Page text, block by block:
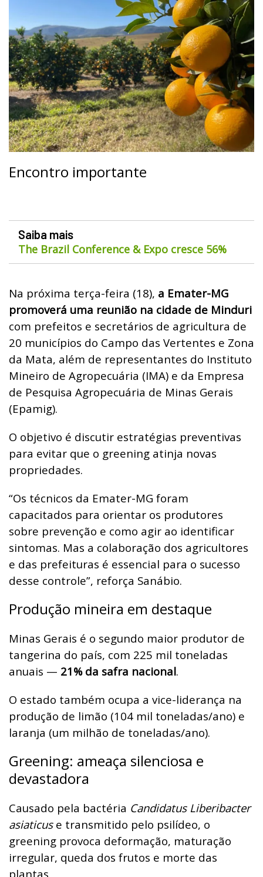
Encontro importante
Saiba mais
The Brazil Conference & Expo cresce 56%
Na próxima terça-feira (18), a Emater-MG
promoverá uma reunião na cidade de Minduri
com prefeitos e secretários de agricultura de
20 municípios do Campo das Vertentes e Zona
da Mata, além de representantes do Instituto
Mineiro de Agropecuária (IMA) e da Empresa
de Pesquisa Agropecuária de Minas Gerais
(Epamig).
O objetivo é discutir estratégias preventivas
para evitar que o greening atinja novas
propriedades.
“Os técnicos da Emater-MG foram
capacitados para orientar os produtores
sobre prevenção e como agir ao identificar
sintomas. Mas a colaboração dos agricultores
e das prefeituras é essencial para o sucesso
desse controle”, reforça Sanábio.
Produção mineira em destaque
Minas Gerais é o segundo maior produtor de
tangerina do país, com 225 mil toneladas
anuais — 21% da safra nacional.
O estado também ocupa a vice-liderança na
produção de limão (104 mil toneladas/ano) e
laranja (um milhão de toneladas/ano).
Greening: ameaça silenciosa e
devastadora
Causado pela bactéria Candidatus Liberibacter
asiaticuse transmitido pelo psilídeo, o
greening provoca deformação, maturação
irregular, queda dos frutos e morte das
plantas.